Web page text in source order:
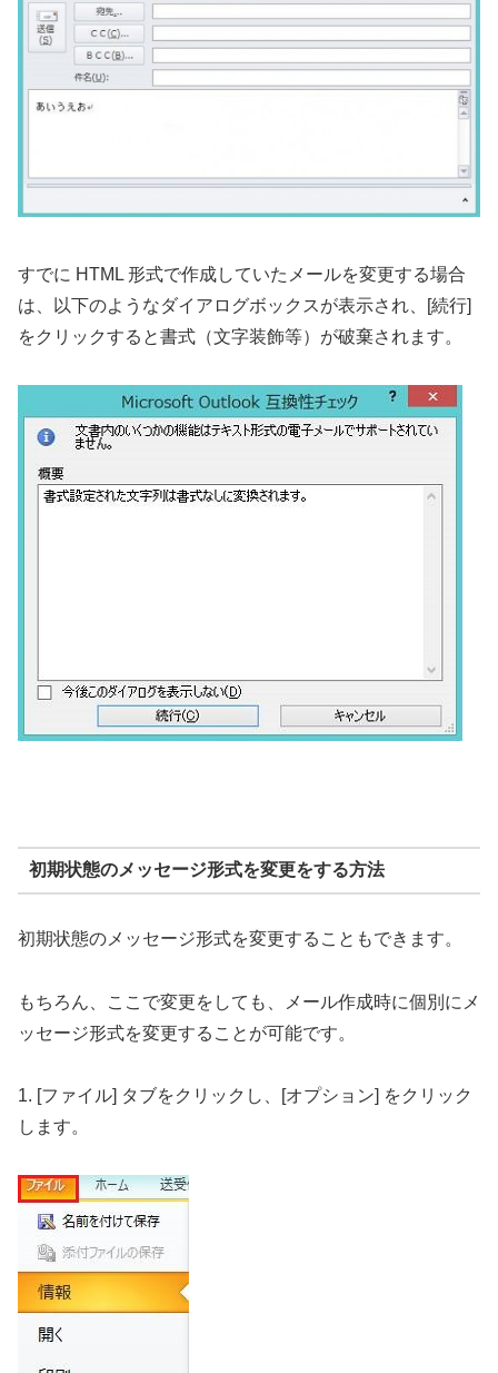
すでに HTML 形式で作成していたメールを変更する場合
は、以下のようなダイアログボックスが表示され、[続行]
をクリックすると書式（文字装飾等）が破棄されます。
初期状態のメッセージ形式を変更をする方法
初期状態のメッセージ形式を変更することもできます。
もちろん、ここで変更をしても、メール作成時に個別にメ
ッセージ形式を変更することが可能です。
1. [ファイル] タブをクリックし、[オプション] をクリック
します。